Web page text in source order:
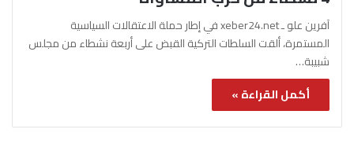
آفرين علو ـ xeber24.net في إطار حملة الاعتقالات السياسية
المستمرة، ألقت السلطات التركية القبض على أربعة نشطاء من مجلس
شبيبة…
أكمل القراءة »